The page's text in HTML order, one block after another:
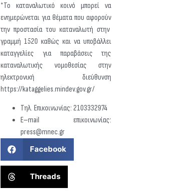
*Το καταναλωτικό κοινό μπορεί να
ενημερώνεται για θέματα που αφορούν
την προστασία του καταναλωτή στην
γραμμή 1520 καθώς και να υποβάλλει
καταγγελίες για παραβάσεις της
καταναλωτικής νομοθεσίας στην
ηλεκτρονική διεύθυνση
https://kataggelies.mindev.gov.gr/
Τηλ. Επικοινωνίας: 2103332974
E–mail επικοινωνίας:
press@mnec.gr
Facebook
Threads